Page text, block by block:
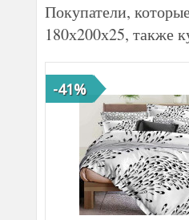
Покупатели,
180х200х25, также
-41%